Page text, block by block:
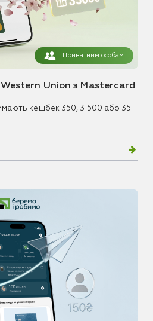
Приватним особам
Union з Mastercard
кешбек 350, 3 500 або 35